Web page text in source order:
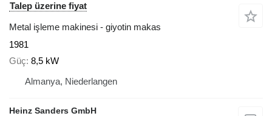
Talep üzerine fiyat
Metal işleme makinesi - giyotin makas
1981
Güç 8,5 kW
Almanya, Niederlangen
Heinz Sanders GmbH